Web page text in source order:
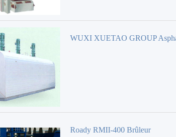
WUXI XUETAO GROUP
Roady RMII-400 Brûleur